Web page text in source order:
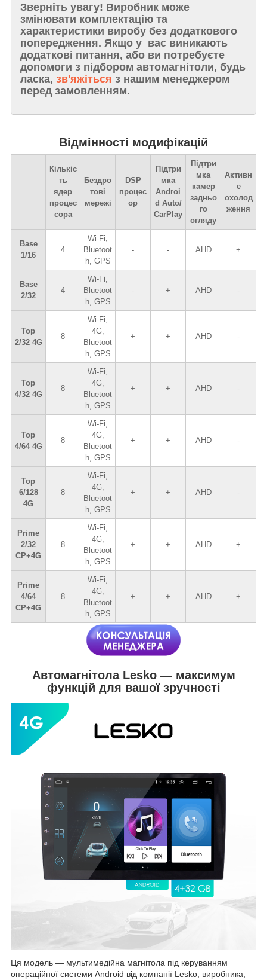
Зверніть увагу! Виробник може
змінювати комплектацію та
характеристики виробу без додаткового
попередження. Якщо у вас виникають
додаткові питання, або ви потребуєте
допомоги з підбором автомагнітоли, будь
ласка, зв'яжіться з нашим менеджером
перед замовленням.
Відмінності модифікацій
Кількіс
ть
ядер
процес
сора
Бездро
тові
мережі
DSP
процес
ор
Підтри
мка
Androi
d Auto/
CarPlay
Підтри
мка
камер
задньо
го
огляду
Активн
е
охолод
ження
Base
1/16
4
Wi-Fi,
Bluetoot
h, GPS
- - AHD +
Base
2/32
4
Wi-Fi,
Bluetoot
h, GPS
- + AHD -
Top
2/32 4G
8
Wi-Fi,
4G,
Bluetoot
h, GPS
+ + AHD -
Top
4/32 4G
8
Wi-Fi,
4G,
Bluetoot
h, GPS
+ + AHD -
Top
4/64 4G
8
Wi-Fi,
4G,
Bluetoot
h, GPS
+ + AHD -
Top
6/128
4G
8
Wi-Fi,
4G,
Bluetoot
h, GPS
+ + AHD -
Prime
2/32
CP+4G
8
Wi-Fi,
4G,
Bluetoot
h, GPS
+ + AHD +
Prime
4/64
CP+4G
8
Wi-Fi,
4G,
Bluetoot
h, GPS
+ + AHD +
Автомагнітола Lesko — максимум
функцій для вашої зручності
Ця модель — мультимедійна магнітола під керуванням
операційної системи Android від компанії Lesko, виробника,